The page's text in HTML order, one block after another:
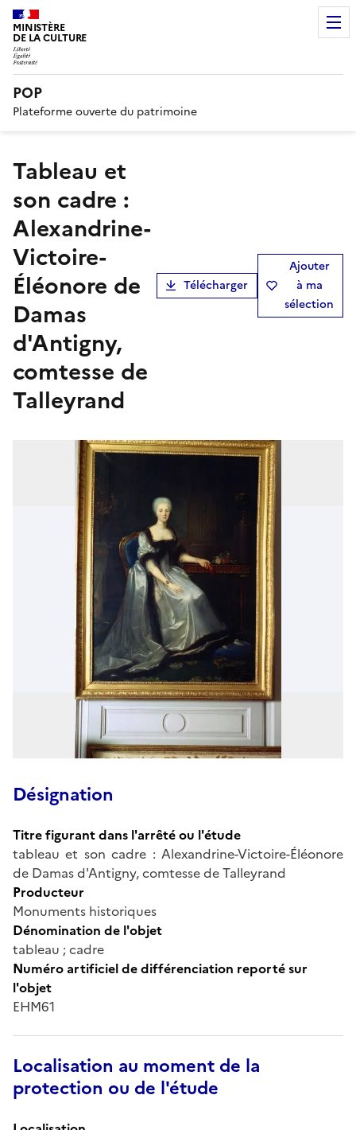
MINISTÈRE
DE LA CULTURE
POP
Plateforme ouverte du patrimoine
tableau et
son cadre :
Alexandrine-
Victoire-
Éléonore de
Damas
d'Antigny,
comtesse de
Talleyrand
Télécharger
Ajouter
à ma
sélection
Désignation
Titre figurant dans l'arrêté ou l'étude
tableau et son cadre : Alexandrine-Victoire-Éléonore
de Damas d'Antigny, comtesse de Talleyrand
Producteur
Monuments historiques
Dénomination de l'objet
tableau ; cadre
Numéro artificiel de différenciation reporté sur
l'objet
EHM61
Localisation au moment de la
protection ou de l'étude